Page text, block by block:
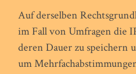
Auf derselben
im Fall von Umfragen die
deren Dauer zu speichern
um